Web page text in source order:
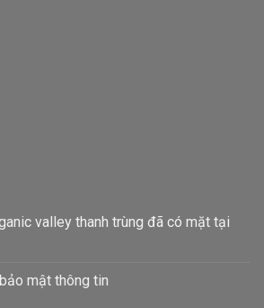
valley thanh trùng đã có mặt tại
mật thông tin